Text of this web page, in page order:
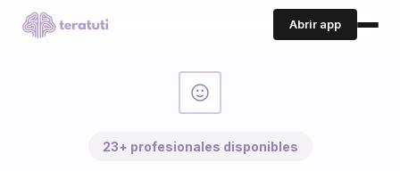
Abrir app
23+ profesionales disponibles